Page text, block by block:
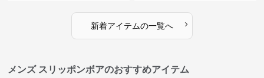
新着アイテムの一覧へ ›
メンズ スリッポンボアのおすすめアイテム